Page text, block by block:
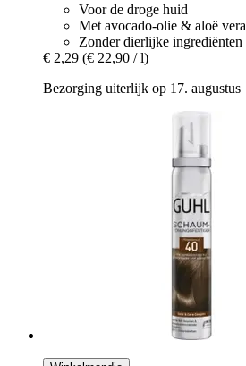
Voor de droge huid
Met avocado-olie & aloë vera
Zonder dierlijke ingrediënten
€ 2,29 (€ 22,90 / l)
Bezorging uiterlijk op 17. augustus